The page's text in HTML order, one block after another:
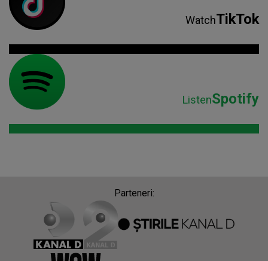
WatchTikTok
ListenSpotify
Parteneri: